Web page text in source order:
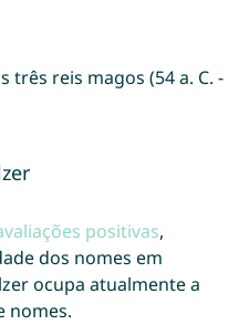
três reis magos (54 a. C. -
positivas,
dos nomes em
ocupa atualmente a
nomes.